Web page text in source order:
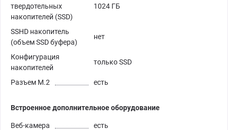
твердотельных
накопителей (SSD)
1024 ГБ
SSHD накопитель
(объем SSD буфера)
нет
Конфигурация
накопителей
только SSD
Разъем M.2 есть
Встроенное дополнительное оборудование
Веб-камера
есть